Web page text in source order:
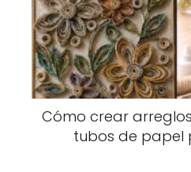
Cómo crear
tubos de papel